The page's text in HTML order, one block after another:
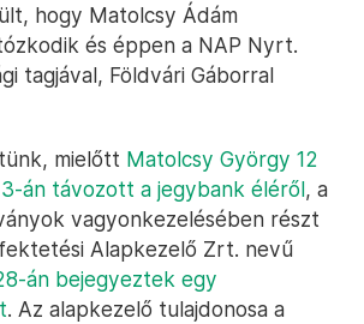
hogy Matolcsy Ádám
és éppen a NAP Nyrt.
tagjával, Földvári Gáborral
mielőtt Matolcsy György 12
án távozott a jegybank éléről, a
vagyonkezelésében részt
Alapkezelő Zrt. nevű
án bejegyeztek egy
. Az alapkezelő tulajdonosa a